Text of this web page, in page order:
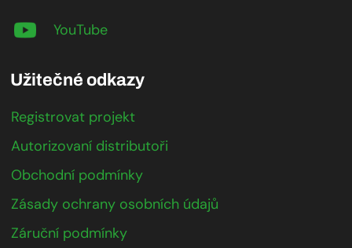
YouTube
Užitečné odkazy
Registrovat projekt
Autorizovaní distributoři
Obchodní podmínky
Zásady ochrany osobních údajů
Záruční podmínky